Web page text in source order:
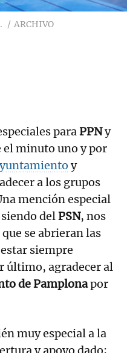
ARCHIVO
paraPPNy
el minuto uno y por
y
a los grupos
mención especial
delPSN, nos
se abrieran las
siempre
último, agradecer al
de Pamplonapor
muy especial a la